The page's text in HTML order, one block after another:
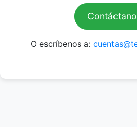
O escríbenos a: